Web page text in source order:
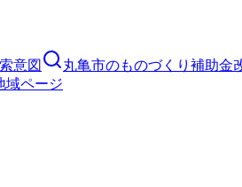
意図 丸亀市のものづくり補助金
域ページ